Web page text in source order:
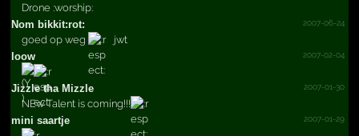
Drone :worship:
Nom bikkit:rot:
2007-06-24
goed op weg
jwt
loow
2007-02-04
Jizzle tha Mizzle 2007-01-30
NEw Talent is coming!!!
mini saartje
2007-01-29